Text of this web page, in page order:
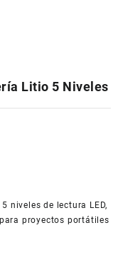
Litio 5 Niveles
niveles de lectura LED,
proyectos portátiles